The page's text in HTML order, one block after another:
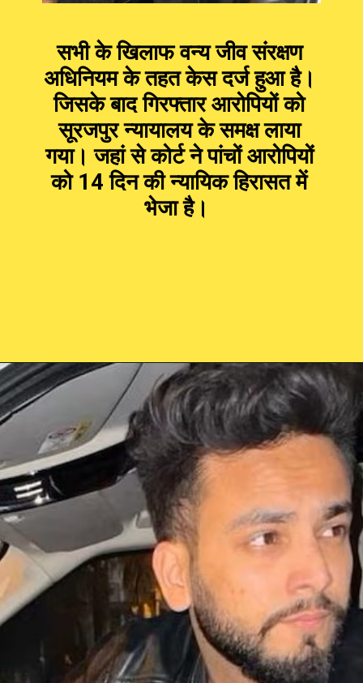
सभी के खिलाफ वन्य जीव संरक्षण
अधिनियम के तहत केस दर्ज हुआ है।
जिसके बाद गिरफ्तार आरोपियों को
सूरजपुर न्यायालय के समक्ष लाया
गया। जहां से कोर्ट ने पांचों आरोपियों
को 14 दिन की न्यायिक हिरासत में
भेजा है।